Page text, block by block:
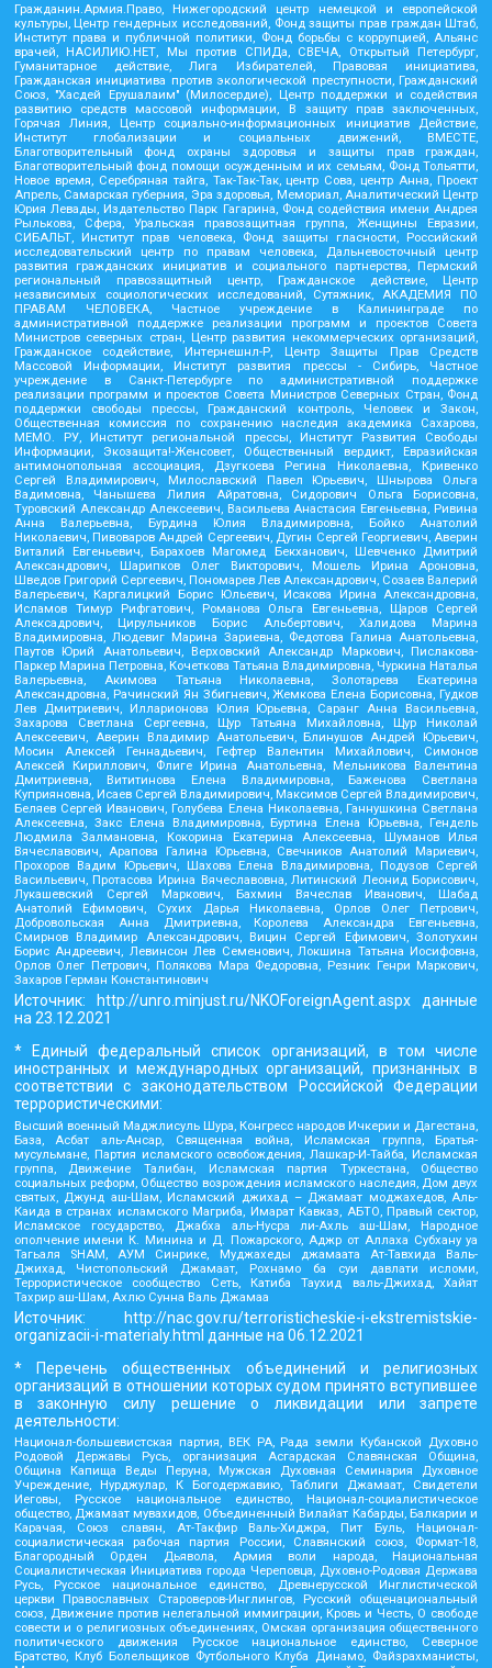
Гражданин.Армия.Право, Нижегородский центр немецкой и европейской
культуры, Центр гендерных исследований, Фонд защиты прав граждан Штаб,
Институт права и публичной политики, Фонд борьбы с коррупцией, Альянс
врачей, НАСИЛИЮ.НЕТ, Мы против СПИДа, СВЕЧА, Открытый Петербург,
Гуманитарное действие, Лига Избирателей, Правовая инициатива,
Гражданская инициатива против экологической преступности, Гражданский
Союз, "Хасдей Ерушалаим" (Милосердие), Центр поддержки и содействия
развитию средств массовой информации, В защиту прав заключенных,
Горячая Линия, Центр социально-информационных инициатив Действие,
Институт глобализации и социальных движений, ВМЕСТЕ,
Благотворительный фонд охраны здоровья и защиты прав граждан,
Благотворительный фонд помощи осужденным и их семьям, Фонд Тольятти,
Новое время, Серебряная тайга, Так-Так-Так, центр Сова, центр Анна, Проект
Апрель, Самарская губерния, Эра здоровья, Мемориал, Аналитический Центр
Юрия Левады, Издательство Парк Гагарина, Фонд содействия имени Андрея
Рылькова, Сфера, Уральская правозащитная группа, Женщины Евразии,
СИБАЛЬТ, Институт прав человека, Фонд защиты гласности, Российский
исследовательский центр по правам человека, Дальневосточный центр
развития гражданских инициатив и социального партнерства, Пермский
региональный правозащитный центр, Гражданское действие, Центр
независимых социологических исследований, Сутяжник, АКАДЕМИЯ ПО
ПРАВАМ ЧЕЛОВЕКА, Частное учреждение в Калининграде по
административной поддержке реализации программ и проектов Совета
Министров северных стран, Центр развития некоммерческих организаций,
Гражданское содействие, Интернешнл-Р, Центр Защиты Прав Средств
Массовой Информации, Институт развития прессы - Сибирь, Частное
учреждение в Санкт-Петербурге по административной поддержке
реализации программ и проектов Совета Министров Северных Стран, Фонд
поддержки свободы прессы, Гражданский контроль, Человек и Закон,
Общественная комиссия по сохранению наследия академика Сахарова,
МЕМО. РУ, Институт региональной прессы, Институт Развития Свободы
Информации, Экозащита!-Женсовет, Общественный вердикт, Евразийская
антимонопольная ассоциация, Дзугкоева Регина Николаевна, Кривенко
Сергей Владимирович, Милославский Павел Юрьевич, Шнырова Ольга
Вадимовна, Чанышева Лилия Айратовна, Сидорович Ольга Борисовна,
Туровский Александр Алексеевич, Васильева Анастасия Евгеньевна, Ривина
Анна Валерьевна, Бурдина Юлия Владимировна, Бойко Анатолий
Николаевич, Пивоваров Андрей Сергеевич, Дугин Сергей Георгиевич, Аверин
Виталий Евгеньевич, Барахоев Магомед Бекханович, Шевченко Дмитрий
Александрович, Шарипков Олег Викторович, Мошель Ирина Ароновна,
Шведов Григорий Сергеевич, Пономарев Лев Александрович, Созаев Валерий
Валерьевич, Каргалицкий Борис Юльевич, Исакова Ирина Александровна,
Исламов Тимур Рифгатович, Романова Ольга Евгеньевна, Щаров Сергей
Алексадрович, Цирульников Борис Альбертович, Халидова Марина
Владимировна, Людевиг Марина Зариевна, Федотова Галина Анатольевна,
Паутов Юрий Анатольевич, Верховский Александр Маркович, Пислакова-
Паркер Марина Петровна, Кочеткова Татьяна Владимировна, Чуркина Наталья
Валерьевна, Акимова Татьяна Николаевна, Золотарева Екатерина
Александровна, Рачинский Ян Збигневич, Жемкова Елена Борисовна, Гудков
Лев Дмитриевич, Илларионова Юлия Юрьевна, Саранг Анна Васильевна,
Захарова Светлана Сергеевна, Щур Татьяна Михайловна, Щур Николай
Алексеевич, Аверин Владимир Анатольевич, Блинушов Андрей Юрьевич,
Мосин Алексей Геннадьевич, Гефтер Валентин Михайлович, Симонов
Алексей Кириллович, Флиге Ирина Анатольевна, Мельникова Валентина
Дмитриевна, Вититинова Елена Владимировна, Баженова Светлана
Куприяновна, Исаев Сергей Владимирович, Максимов Сергей Владимирович,
Беляев Сергей Иванович, Голубева Елена Николаевна, Ганнушкина Светлана
Алексеевна, Закс Елена Владимировна, Буртина Елена Юрьевна, Гендель
Людмила Залмановна, Кокорина Екатерина Алексеевна, Шуманов Илья
Вячеславович, Арапова Галина Юрьевна, Свечников Анатолий Мариевич,
Прохоров Вадим Юрьевич, Шахова Елена Владимировна, Подузов Сергей
Васильевич, Протасова Ирина Вячеславовна, Литинский Леонид Борисович,
Лукашевский Сергей Маркович, Бахмин Вячеслав Иванович, Шабад
Анатолий Ефимович, Сухих Дарья Николаевна, Орлов Олег Петрович,
Добровольская Анна Дмитриевна, Королева Александра Евгеньевна,
Смирнов Владимир Александрович, Вицин Сергей Ефимович, Золотухин
Борис Андреевич, Левинсон Лев Семенович, Локшина Татьяна Иосифовна,
Орлов Олег Петрович, Полякова Мара Федоровна, Резник Генри Маркович,
Захаров Герман Константинович
Источник: http://unro.minjust.ru/NKOForeignAgent.aspx данные
на 23.12.2021
* Единый федеральный список организаций, в том числе
иностранных и международных организаций, признанных в
соответствии с законодательством Российской Федерации
террористическими:
Высший военный Маджлисуль Шура, Конгресс народов Ичкерии и Дагестана,
База, Асбат аль-Ансар, Священная война, Исламская группа, Братья-
мусульмане, Партия исламского освобождения, Лашкар-И-Тайба, Исламская
группа, Движение Талибан, Исламская партия Туркестана, Общество
социальных реформ, Общество возрождения исламского наследия, Дом двух
святых, Джунд аш-Шам, Исламский джихад – Джамаат моджахедов, Аль-
Каида в странах исламского Магриба, Имарат Кавказ, АБТО, Правый сектор,
Исламское государство, Джабха аль-Нусра ли-Ахль аш-Шам, Народное
ополчение имени К. Минина и Д. Пожарского, Аджр от Аллаха Субхану уа
Тагьаля SHAM, АУМ Синрике, Муджахеды джамаата Ат-Тавхида Валь-
Джихад, Чистопольский Джамаат, Рохнамо ба суи давлати исломи,
Террористическое сообщество Сеть, Катиба Таухид валь-Джихад, Хайят
Тахрир аш-Шам, Ахлю Сунна Валь Джамаа
Источник: http://nac.gov.ru/terroristicheskie-i-ekstremistskie-
organizacii-i-materialy.html данные на 06.12.2021
* Перечень общественных объединений и религиозных
организаций в отношении которых судом принято вступившее
в законную силу решение о ликвидации или запрете
деятельности:
Национал-большевистская партия, ВЕК РА, Рада земли Кубанской Духовно
Родовой Державы Русь, организация Асгардская Славянская Община,
Община Капища Веды Перуна, Мужская Духовная Семинария Духовное
Учреждение, Нурджулар, К Богодержавию, Таблиги Джамаат, Свидетели
Иеговы, Русское национальное единство, Национал-социалистическое
общество, Джамаат мувахидов, Объединенный Вилайат Кабарды, Балкарии и
Карачая, Союз славян, Ат-Такфир Валь-Хиджра, Пит Буль, Национал-
социалистическая рабочая партия России, Славянский союз, Формат-18,
Благородный Орден Дьявола, Армия воли народа, Национальная
Социалистическая Инициатива города Череповца, Духовно-Родовая Держава
Русь, Русское национальное единство, Древнерусской Инглистической
церкви Православных Староверов-Инглингов, Русский общенациональный
союз, Движение против нелегальной иммиграции, Кровь и Честь, О свободе
совести и о религиозных объединениях, Омская организация общественного
политического движения Русское национальное единство, Северное
Братство, Клуб Болельщиков Футбольного Клуба Динамо, Файзрахманисты,